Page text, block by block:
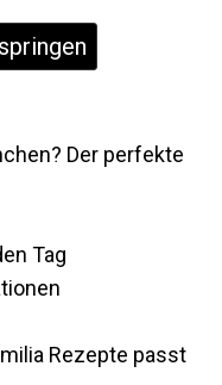
Der perfekte
Tag
Rezepte passt